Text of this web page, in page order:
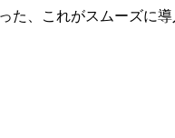
た、これがスムーズに導